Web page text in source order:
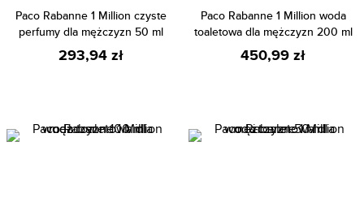
Paco Rabanne 1 Million czyste
perfumy dla mężczyzn 50 ml
293,94 zł
Paco Rabanne 1 Million woda
toaletowa dla mężczyzn 200 ml
450,99 zł